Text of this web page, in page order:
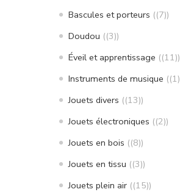
Bascules et porteurs (7)
Doudou (3)
Éveil et apprentissage (11)
Instruments de musique (1)
Jouets divers (13)
Jouets électroniques (2)
Jouets en bois (8)
Jouets en tissu (3)
Jouets plein air (15)